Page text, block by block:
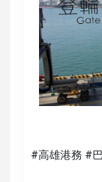
#高雄港務 #